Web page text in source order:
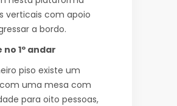
verticais com apoio
a bordo.
no 1º andar
piso existe um
uma mesa com
para oito pessoas,